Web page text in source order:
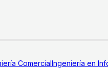
ComercialIngeniería en